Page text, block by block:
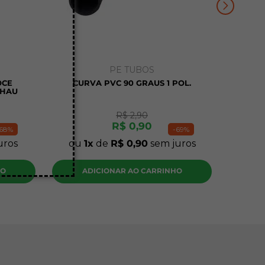
68% -69%
PE TUBOS
CURVA PVC 90 GRAUS 1 POL.
R$ 2,90
R$ 0,90
ou 1 de R$ 0,90 sem juros
ADICIONAR AO CARRINHO